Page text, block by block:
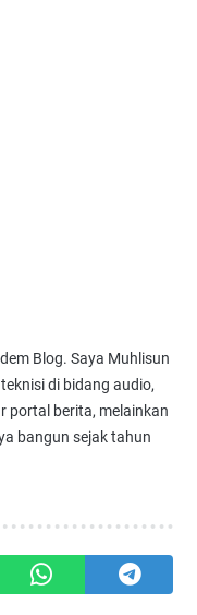
Blog. Saya Muhlisun
di bidang audio,
portal berita, melainkan
bangun sejak tahun